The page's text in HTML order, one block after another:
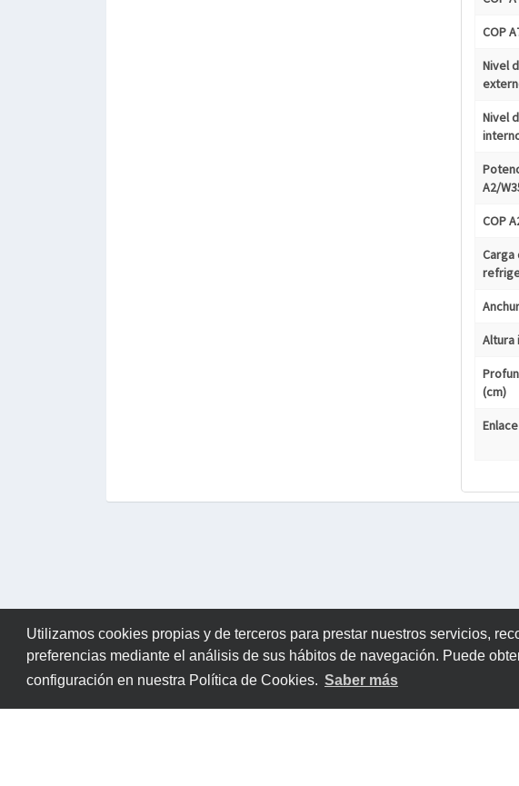
Utilizamos cookies propias y de terceros para prestar nuestros servicios,
preferencias mediante el análisis de sus hábitos de navegación. Puede
configuración en nuestra Política de Cookies. Saber más
COP
Nivel
Nivel
A2/
COP
Carga
Altura
(cm)